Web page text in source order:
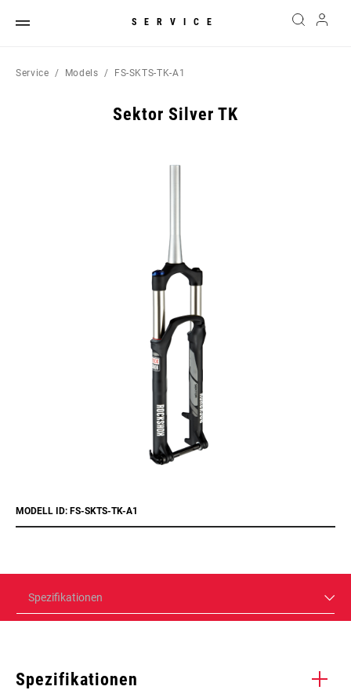
SERVICE
Service Models FS-SKTS-TK-A1
Sektor Silver TK
MODELL ID: FS-SKTS-TK-A1
Spezifikationen
Spezifikationen